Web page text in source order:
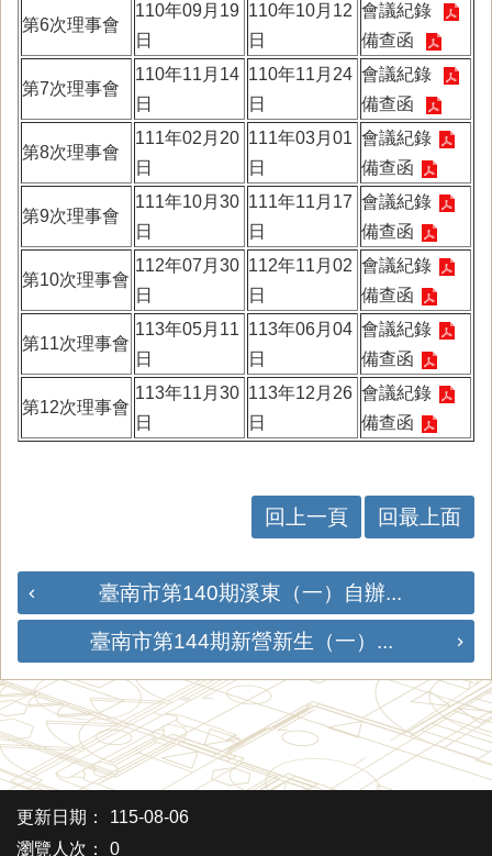
第6次理事會
110年09月19
日
110年10月12
日
會議紀錄
備查函
第7次理事會
110年11月14
日
110年11月24
日
會議紀錄
備查函
第8次理事會
111年02月20
日
111年03月01
日
會議紀錄
備查函
第9次理事會
111年10月30
日
111年11月17
日
會議紀錄
備查函
第10次理事會
112年07月30
日
112年11月02
日
會議紀錄
備查函
第11次理事會
113年05月11
日
113年06月04
日
會議紀錄
備查函
第12次理事會
113年11月30
日
113年12月26
日
會議紀錄
備查函
回上一頁 回最上面
臺南市第140期溪東（一）自辦...
臺南市第144期新營新生（一）...
更新日期：
115-08-06
瀏覽人次：
0